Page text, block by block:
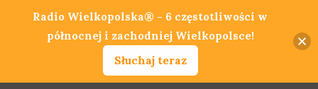
Radio Wielkopolska® - 6 częstotliwości w
północnej i zachodniej Wielkopolsce!
Słuchaj teraz